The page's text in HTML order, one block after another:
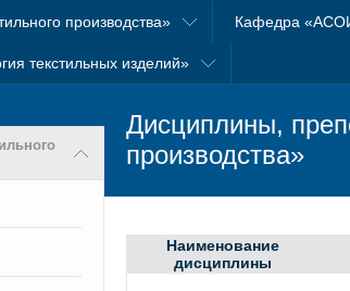
производства» Кафедра
текстильных изделий»
Дисциплины,
производства»
Наименование
дисциплины